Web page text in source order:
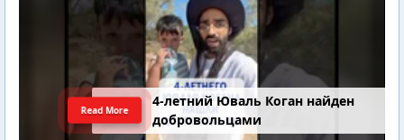
4-летний Юваль Коган найден
добровольцами
Read More